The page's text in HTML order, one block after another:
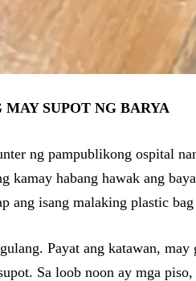
SUPOT NG BARYA
ng pampublikong ospital
kamay habang hawak ang
ang isang malaking plastic
Payat ang katawan,
Sa loob noon ay mga